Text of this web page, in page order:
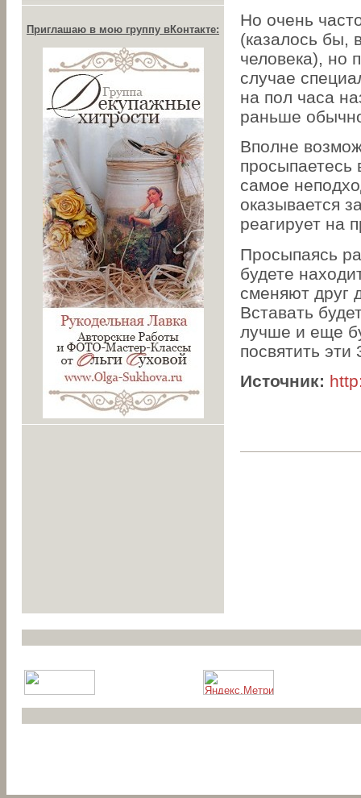
Приглашаю в мою группу вКонтакте:
Но очень
(казалось бы,
человека), но
случае
на пол часа
раньше
Вполне
просыпаетесь
самое
оказывается
реагирует на
Просыпаясь
будете
сменяют друг
Вставать
лучше и еще
посвятить
Источник: